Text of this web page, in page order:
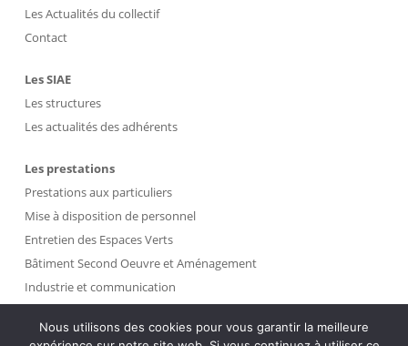
Les Actualités du collectif
Contact
Les SIAE
Les structures
Les actualités des adhérents
Les prestations
Prestations aux particuliers
Mise à disposition de personnel
Entretien des Espaces Verts
Bâtiment Second Oeuvre et Aménagement
Industrie et communication
Nous utilisons des cookies pour vous garantir la meilleure